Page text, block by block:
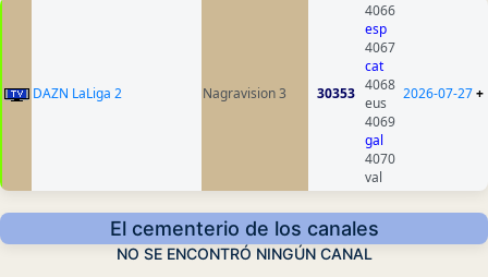
DAZN LaLiga 2 Nagravision 3 30353
4066
esp
4067
cat
4068
eus
4069
gal
4070
val
2026-07-27+
El cementerio de los canales
NO SE ENCONTRÓ NINGÚN CANAL